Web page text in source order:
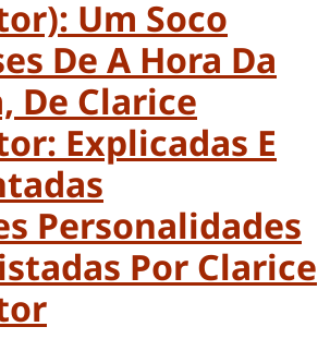
Um Soco
De A Hora Da
De Clarice
Explicadas E
Personalidades
Por Clarice